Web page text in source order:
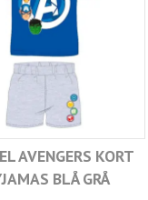
AVENGERS KORT
BLÅ GRÅ